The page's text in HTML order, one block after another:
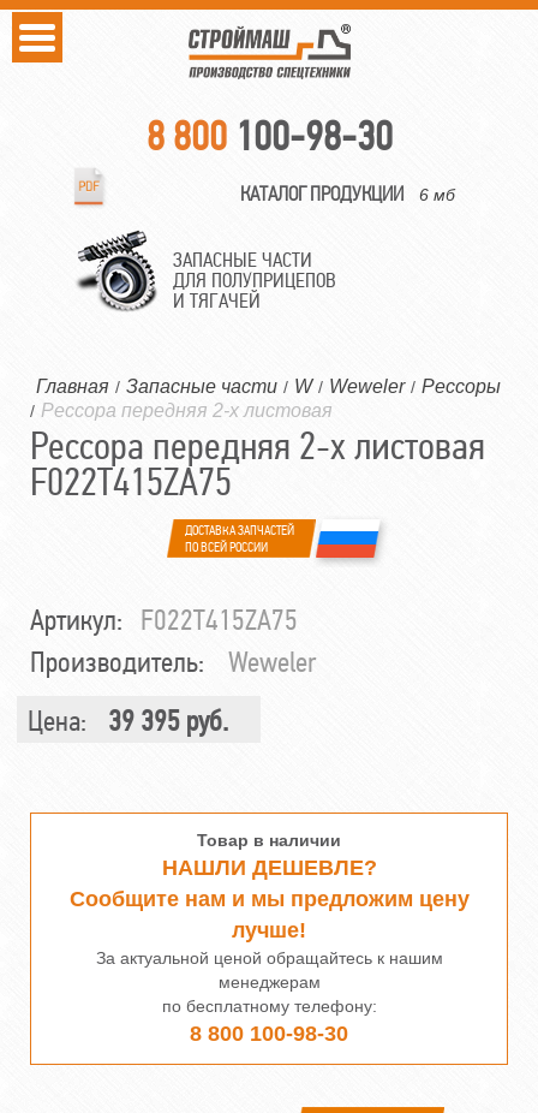
8 800 100-98-30
КАТАЛОГ ПРОДУКЦИИ 6 мб
ЗАПАСНЫЕ ЧАСТИ
ДЛЯ ПОЛУПРИЦЕПОВ
И ТЯГАЧЕЙ
Главная / Запасные части / W / Weweler / Рессоры
/ Рессора передняя 2-х листовая
Рессора передняя 2-х листовая
F022T415ZA75
ДОСТАВКА ЗАПЧАСТЕЙ
ПО ВСЕЙ РОССИИ
Артикул:
F022T415ZA75
Производитель:
Weweler
Цена:
39 395 руб.
Товар в наличии
НАШЛИ ДЕШЕВЛЕ?
Сообщите нам и мы предложим цену
лучше!
За актуальной ценой обращайтесь к нашим
менеджерам
по бесплатному телефону:
8 800 100-98-30